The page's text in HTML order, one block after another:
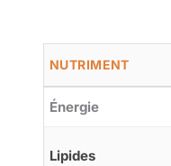
NUTRIMENT
Énergie
Lipides